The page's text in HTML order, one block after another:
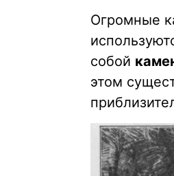
Огромные
собой
этом